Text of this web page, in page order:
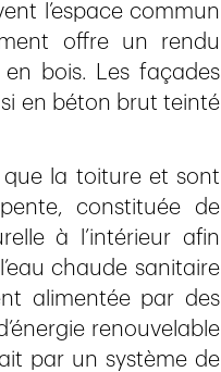
l’espace commun
offre un rendu
bois. Les façades
en béton brut teinté
que la toiture et sont
constituée de
à l’intérieur afin
chaude sanitaire
alimentée par des
renouvelable
par un système de